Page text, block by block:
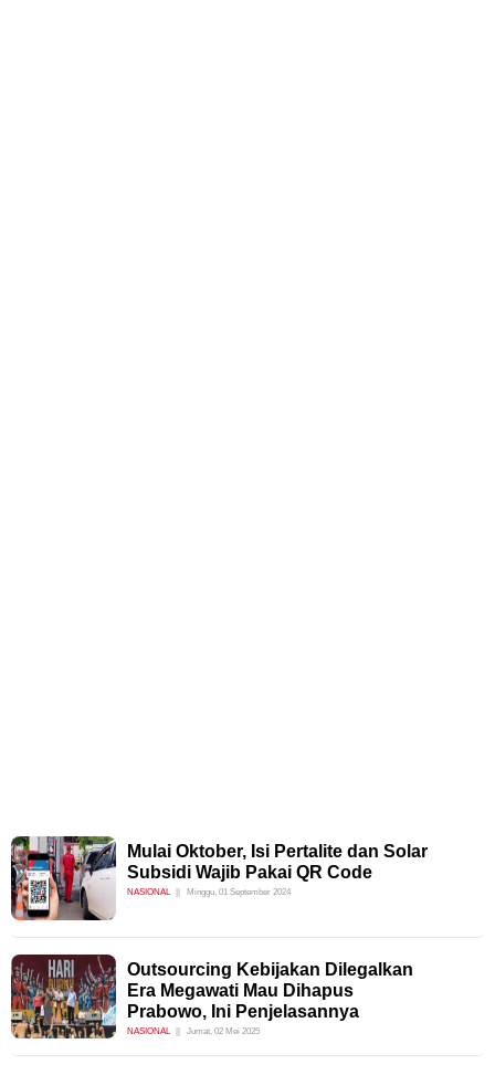
Mulai Oktober, Isi Pertalite dan Solar
Subsidi Wajib Pakai QR Code
NASIONAL Minggu, 01 September 2024
Outsourcing Kebijakan Dilegalkan
Era Megawati Mau Dihapus
Prabowo, Ini Penjelasannya
NASIONAL Jumat, 02 Mei 2025